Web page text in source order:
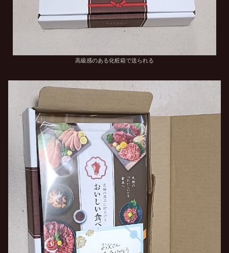
高級感のある化粧箱で送られる